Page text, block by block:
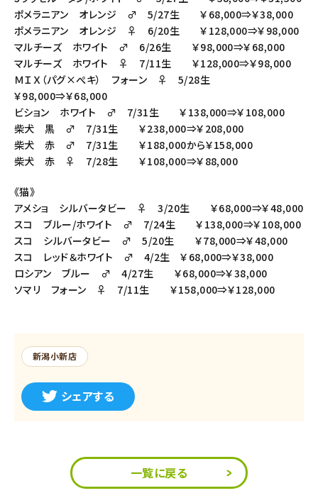
ポメラニアン オレンジ ♂ 5/27生 ￥68,000⇒￥38,000
ポメラニアン オレンジ ♀ 6/20生 ￥128,000⇒￥98,000
マルチーズ ホワイト ♂ 6/26生 ￥98,000⇒￥68,000
マルチーズ ホワイト ♀ 7/11生 ￥128,000⇒￥98,000
ＭＩＸ（パグ×ぺキ） フォーン ♀ 5/28生
￥98,000⇒￥68,000
ビション ホワイト ♂ 7/31生 ￥138,000⇒￥108,000
柴犬 黒 ♂ 7/31生 ￥238,000⇒￥208,000
柴犬 赤 ♂ 7/31生 ￥188,000から￥158,000
柴犬 赤 ♀ 7/28生 ￥108,000⇒￥88,000
《猫》
アメショ シルバータビー ♀ 3/20生 ￥68,000⇒￥48,000
スコ ブルー/ホワイト ♂ 7/24生 ￥138,000⇒￥108,000
スコ シルバータビー ♂ 5/20生 ￥78,000⇒￥48,000
スコ レッド＆ホワイト ♂ 4/2生 ￥68,000⇒￥38,000
ロシアン ブルー ♂ 4/27生 ￥68,000⇒￥38,000
ソマリ フォーン ♀ 7/11生 ￥158,000⇒￥128,000
新潟小新店
シェアする
一覧に戻る